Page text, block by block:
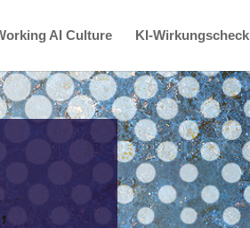
AI Culture KI-Wirkungscheck